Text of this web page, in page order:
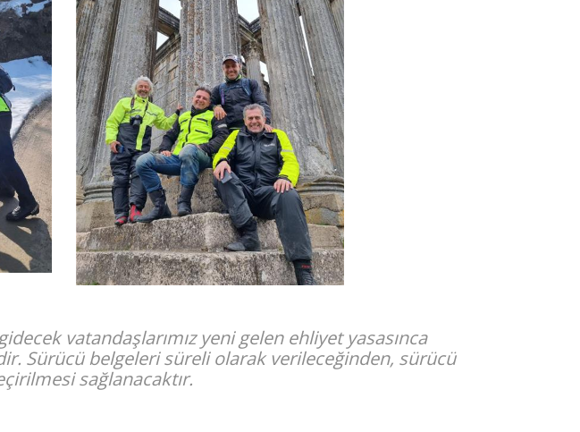
vatandaşlarımız yeni gelen ehliyet yasasınca
Sürücü belgeleri süreli olarak verileceğinden, sürücü
sağlanacaktır.